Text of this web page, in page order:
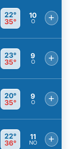
22°
35°
10
O +
23°
35°
9
O +
20°
35°
9
O +
22°
36°
11
NO +